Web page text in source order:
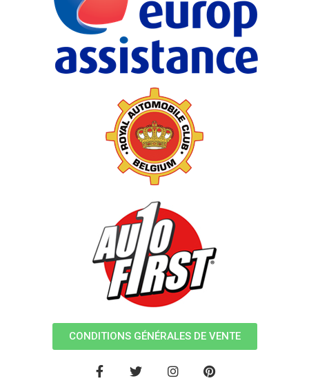
CONDITIONS GÉNÉRALES DE VENTE